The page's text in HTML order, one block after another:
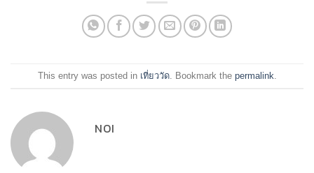
This entry was posted in เที่ยววัด. Bookmark the permalink
NOI